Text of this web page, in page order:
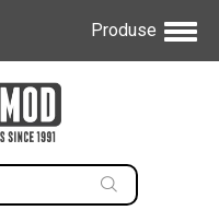
Produse